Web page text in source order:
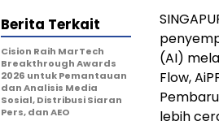
(AI)
Flow,
lebih
Berita Terkait
Cision Raih MarTech
Breakthrough Awards
2026 untuk Pemantauan
dan Analisis Media
Sosial, Distribusi Siaran
Pers, dan AEO